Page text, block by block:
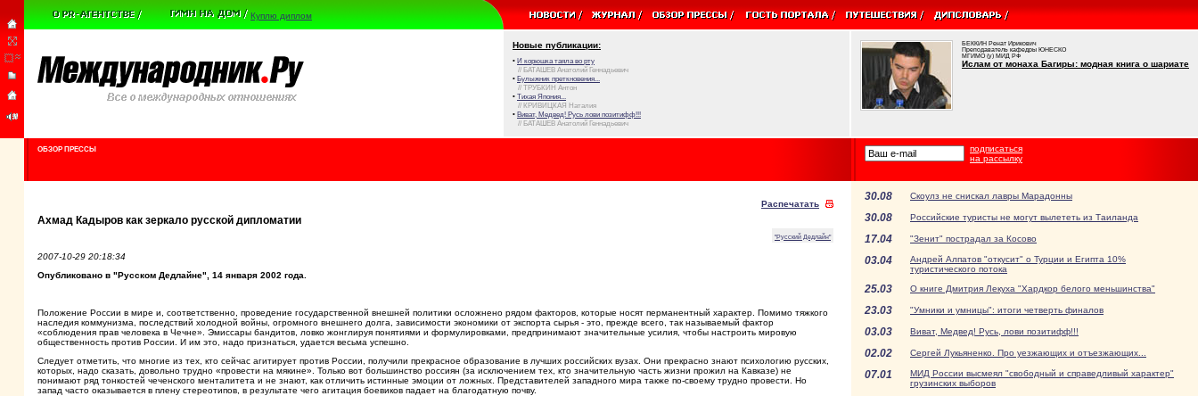
Куплю диплом
Новые публикации:
• И корюшка таяла во рту
// БАТАШЕВ Анатолий Геннадьевич
• Булыжник преткновения...
// ТРУБКИН Антон
• Тихая Япония...
// КРИВИЦКАЯ Наталия
• Виват, Медвед! Русь лови позитифф!!!
// БАТАШЕВ Анатолий Геннадьевич
БЕККИН Ренат Ирикович
Преподаватель кафедры ЮНЕСКО
МГИМО (у) МИД РФ
Ислам от монаха Багиры: модная книга о шариате
ОБЗОР ПРЕССЫ
подписаться
на рассылку
Распечатать
Ахмад Кадыров как зеркало русской дипломатии
"Русский Дедлайн"
2007-10-29 20:18:34
Опубликовано в "Русском Дедлайне", 14 января 2002 года.
Положение России в мире и, соответственно, проведение государственной внешней политики осложнено рядом факторов, которые носят перманентный характер. Помимо тяжкого
наследия коммунизма, последствий холодной войны, огромного внешнего долга, зависимости экономики от экспорта сырья - это, прежде всего, так называемый фактор
«соблюдения прав человека в Чечне». Эмиссары бандитов, ловко жонглируя понятиями и формулировками, предпринимают значительные усилия, чтобы настроить мировую
общественность против России. И им это, надо признаться, удается весьма успешно.
Следует отметить, что многие из тех, кто сейчас агитирует против России, получили прекрасное образование в лучших российских вузах. Они прекрасно знают психологию русских,
которых, надо сказать, довольно трудно «провести на мякине». Только вот большинство россиян (за исключением тех, кто значительную часть жизни прожил на Кавказе) не
понимают ряд тонкостей чеченского менталитета и не знают, как отличить истинные эмоции от ложных. Представителей западного мира также по-своему трудно провести. Но
запад часто оказывается в плену стереотипов, в результате чего агитация боевиков падает на благодатную почву.
30.08 Скоулз не снискал лавры Марадонны
30.08 Российские туристы не могут вылететь из Таиланда
17.04 "Зенит" пострадал за Косово
03.04
Андрей Алпатов "откусит" о Турции и Египта 10%
туристического потока
25.03 О книге Дмитрия Лекуха "Хардкор белого меньшинства"
23.03 "Умники и умницы": итоги четверть финалов
03.03 Виват, Медвед! Русь, лови позитифф!!!
02.02 Сергей Лукьяненко. Про уезжающих и отъезжающих...
07.01
МИД России высмеял "свободный и справедливый характер"
грузинских выборов